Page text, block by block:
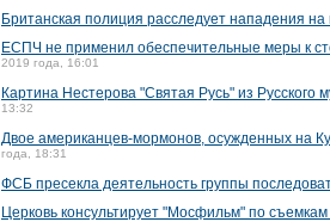
Британская полиция расследует нападения
ЕСПЧ не применил обеспечительные меры к
2019 года, 16:01
Картина Нестерова "Святая Русь" из Русского
13:32
Двое американцев-мормонов, осужденных на
года, 18:31
ФСБ пресекла деятельность группы
Церковь консультирует "Мосфильм" по